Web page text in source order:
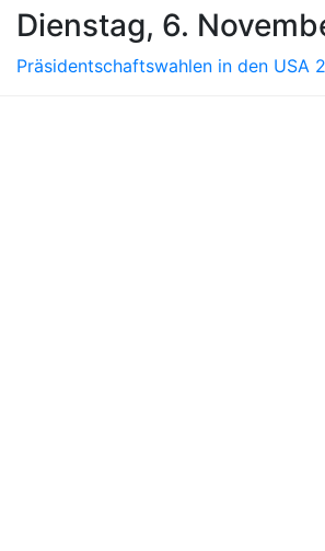
Dienstag, 6.
Präsidentschaftswahlen in den USA